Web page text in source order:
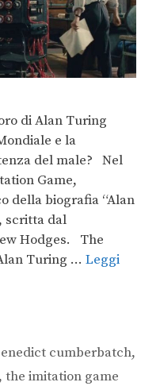
di Alan Turing
e la
del male? Nel
Game,
della biografia “Alan
scritta dal
Hodges. The
Turing … Leggi
cumberbatch,
, the imitation game